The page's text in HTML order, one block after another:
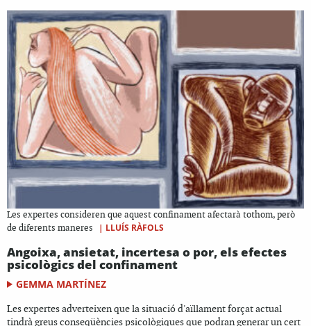
Les expertes consideren que aquest confinament afectarà tothom, però
de diferents maneres
| LLUÍS RÀFOLS
Angoixa, ansietat, incertesa o por, els efectes
psicològics del confinament
GEMMA MARTÍNEZ
Les expertes adverteixen que la situació d'aïllament forçat actual
tindrà greus conseqüències psicològiques que podran generar un cert